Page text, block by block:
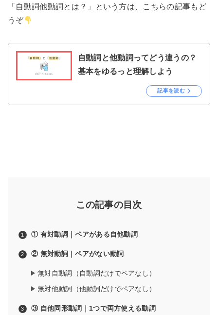
「自動詞他動詞とは？」という方は、こちらの記事もど
うぞ
自動詞と他動詞ってどう違うの？
基本をゆるっと理解しよう
記事を読む
この記事の目次
① 有対動詞｜ペアがある自他動詞
② 無対動詞｜ペアがない動詞
無対自動詞（自動詞だけでペアなし）
無対他動詞（他動詞だけでペアなし）
③ 自他同形動詞｜1つで両方使える動詞